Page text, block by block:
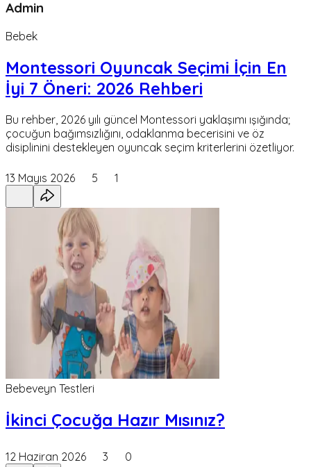
Admin
Bebek
Montessori Oyuncak Seçimi İçin En
İyi 7 Öneri: 2026 Rehberi
Bu rehber, 2026 yılı güncel Montessori yaklaşımı ışığında;
çocuğun bağımsızlığını, odaklanma becerisini ve öz
disiplinini destekleyen oyuncak seçim kriterlerini özetliyor.
13 Mayıs 2026 5 1
Bebeveyn Testleri
İkinci Çocuğa Hazır Mısınız?
12 Haziran 2026 3 0